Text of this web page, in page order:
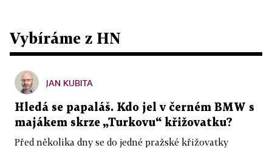
Vybíráme z HN
JAN KUBITA
Hledá se papaláš. Kdo jel v černém BMW s
majákem skrze „Turkovu“ křižovatku?
Před několika dny se do jedné pražské křižovatky